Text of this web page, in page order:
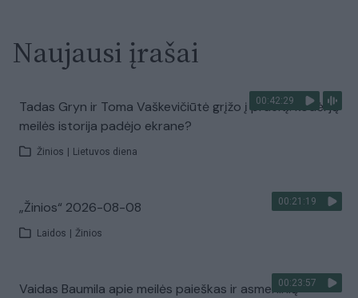
Naujausi įrašai
00:42:29
Tadas Gryn ir Toma Vaškevičiūtė grįžo į praeitį: kodėl jų
meilės istorija padėjo ekrane?
Žinios Lietuvos diena
00:21:19
„Žinios“ 2026-08-08
Laidos Žinios
00:23:57
Vaidas Baumila apie meilės paieškas ir asmeninių